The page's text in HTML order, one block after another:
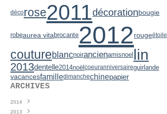
décorose2011décorationbougie
robeaurea vita brocante2012rougeétoile
coutureblancnoirancienamisnoel lin
2013dentelle2014noëlcoeuranniversaireguirlande
vacancesfamilledimanchechinepapier
ARCHIVES
2014
Juin
2013